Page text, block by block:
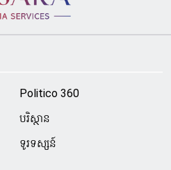
Politico 360
បរិស្ថាន
ទូរទស្សន៍